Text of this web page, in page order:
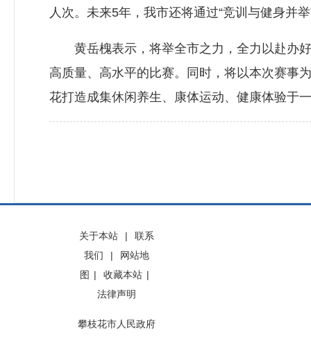
人次。未来5年，我市还将通过“竞训与健身并
黄岳槐表示，将举全市之力，全力以赴办好
高质量、高水平的比赛。同时，将以本次赛事
花打造成集休闲养生、康体运动、健康体验于
关于本站 |
联系
我们
|
网站地
图 | 收藏本站 |
法律声明
攀枝花市人民政府